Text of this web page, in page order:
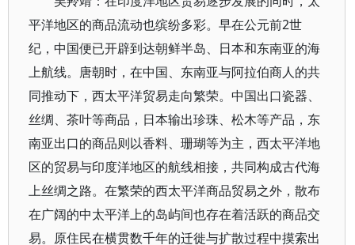
平洋地区的商品流动也缤纷多彩。早在公元前2世
纪，中国便已开辟到达朝鲜半岛、日本和东南亚的海
上航线。唐朝时，在中国、东南亚与阿拉伯商人的共
同推动下，西太平洋贸易走向繁荣。中国出口瓷器、
丝绸、茶叶等商品，日本输出珍珠、松木等产品，东
南亚出口的商品则以香料、珊瑚等为主，西太平洋地
区的贸易与印度洋地区的航线相接，共同构成古代海
上丝绸之路。在繁荣的西太平洋商品贸易之外，散布
在广阔的中太平洋上的岛屿间也存在着活跃的商品交
易。原住民在横贯数千年的迁徙与扩散过程中摸索出